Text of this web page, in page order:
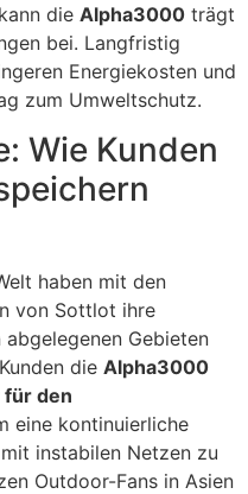
die Alpha3000 trägt
bei. Langfristig
Energiekosten und
zum Umweltschutz.
Wie Kunden
haben mit den
von Sottlot ihre
Gebieten
die Alpha3000
den
eine kontinuierliche
instabilen Netzen zu
Outdoor-Fans in Asien